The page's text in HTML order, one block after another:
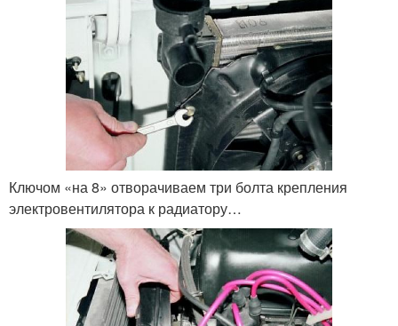
Ключом «на 8» отворачиваем три болта крепления
электровентилятора к радиатору…